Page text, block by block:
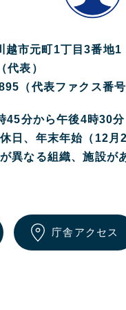
市元町1丁目3番地1
表）
（代表ファクス番号
45分から午後4時30分
日、年末年始（12月
異なる組織、施設が
庁舎アクセス